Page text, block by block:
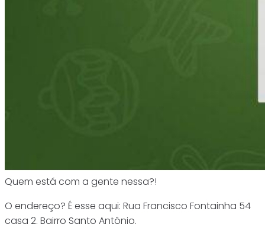
Quem está com a gente nessa?!
O endereço? É esse aqui: Rua Francisco Fontainha 54
casa 2. Bairro Santo Antônio.